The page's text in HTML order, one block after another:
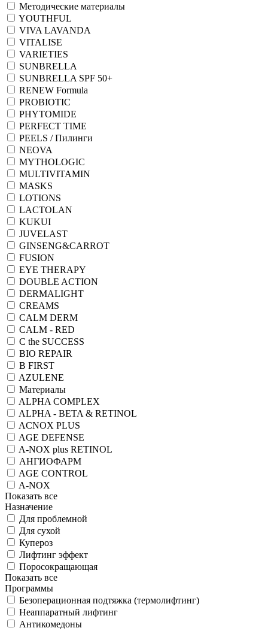
Методические материалы
YOUTHFUL
VIVA LAVANDA
VITALISE
VARIETIES
SUNBRELLA
SUNBRELLA SPF 50+
RENEW Formula
PROBIOTIC
PHYTOMIDE
PERFECT TIME
PEELS / Пилинги
NEOVA
MYTHOLOGIC
MULTIVITAMIN
MASKS
LOTIONS
LACTOLAN
KUKUI
JUVELAST
GINSENG&CARROT
FUSION
EYE THERAPY
DOUBLE ACTION
DERMALIGHT
CREAMS
CALM DERM
CALM - RED
C the SUCCESS
BIO REPAIR
B FIRST
AZULENE
Материалы
ALPHA COMPLEX
ALPHA - BETA & RETINOL
ACNOX PLUS
AGE DEFENSE
A-NOX plus RETINOL
АНГИОФАРМ
AGE CONTROL
A-NOX
Показать все
Назначение
Для проблемной
Для сухой
Купероз
Лифтинг эффект
Поросокращающая
Показать все
Программы
Безоперационная подтяжка (термолифтинг)
Неаппаратный лифтинг
Антикомедоны